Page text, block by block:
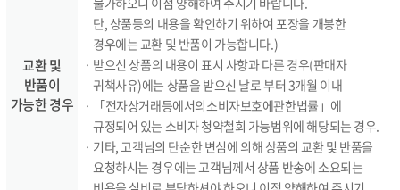
교환 및
반품이
가능한 경우
단, 상품등의 내용을 확인하기 위하여 포장을 개봉한
경우에는 교환 및 반품이 가능합니다.)
· 받으신 상품의 내용이 표시 사항과 다른 경우(판매자
귀책사유)에는 상품을 받으신 날로 부터 3개월 이내
· 「전자상거래등에서의소비자보호에관한법률」에
규정되어 있는 소비자 청약철회 가능범위에 해당되는 경우.
· 기타, 고객님의 단순한 변심에 의해 상품의 교환 및 반품을
요청하시는 경우에는 고객님께서 상품 반송에 소요되는